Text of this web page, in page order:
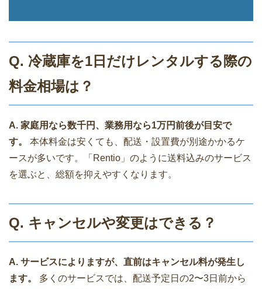
Q. 冷蔵庫を1日だけレンタルする際の
料金相場は？
A. 家庭用なら数千円、業務用なら1万円前後が目安で
す。
本体料金は安くても、配送・設置費が別途かかるケ
ースが多いです。「Rentio」のように送料込みのサービス
を選ぶと、総額を抑えやすくなります。
Q. キャンセルや変更はできる？
A. サービスによりますが、直前はキャンセル料が発生し
ます。
多くのサービスでは、配送予定日の2〜3日前から